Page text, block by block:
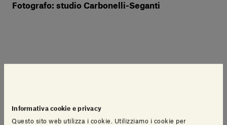
Informativa cookie e privacy
Questo sito web utilizza i cookie. Utilizziamo i cookie per
Fotografo: studio Carbonelli-Seganti